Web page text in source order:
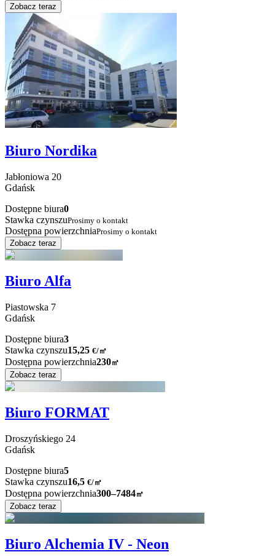
Zobacz teraz
Biuro Nordika
Jabłoniowa 20
Gdańsk
Dostępne biura0
Stawka czynszuProsimy o kontakt
Dostępna powierzchniaProsimy o kontakt
Zobacz teraz
Biuro Alfa
Piastowska 7
Gdańsk
Dostępne biura3
Stawka czynszu15,25 €/㎡
Dostępna powierzchnia230㎡
Zobacz teraz
Biuro FORMAT
Droszyńskiego 24
Gdańsk
Dostępne biura5
Stawka czynszu16,5 €/㎡
Dostępna powierzchnia300–7484㎡
Zobacz teraz
Biuro Alchemia IV - Neon